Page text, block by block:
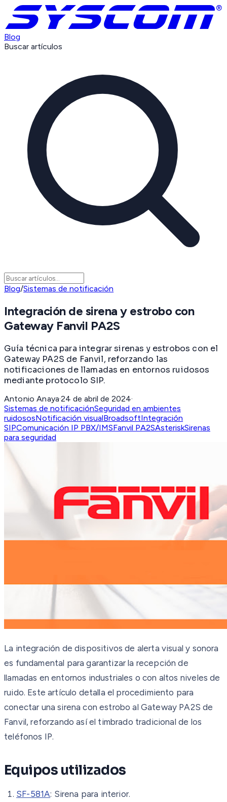
Blog
Buscar artículos
Blog/Sistemas de notificación
Integración de sirena y estrobo con
Gateway Fanvil PA2S
Guía técnica para integrar sirenas y estrobos con el
Gateway PA2S de Fanvil, reforzando las
notificaciones de llamadas en entornos ruidosos
mediante protocolo SIP.
Antonio Anaya·24 de abril de 2024·
Sistemas de notificaciónSeguridad en ambientes
ruidososNotificación visualBroadsoftIntegración
SIPComunicación IP PBX/IMSFanvil PA2SAsteriskSirenas
para seguridad
La integración de dispositivos de alerta visual y sonora
es fundamental para garantizar la recepción de
llamadas en entornos industriales o con altos niveles de
ruido. Este artículo detalla el procedimiento para
conectar una sirena con estrobo al Gateway PA2S de
Fanvil, reforzando así el timbrado tradicional de los
teléfonos IP.
Equipos utilizados
SF-581A: Sirena para interior.